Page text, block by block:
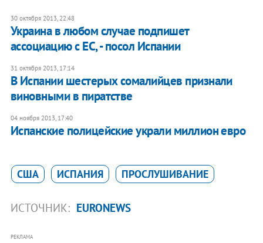
30 октября 2013, 22:48
Украина в любом случае подпишет
ассоциацию с ЕС, - посол Испании
31 октября 2013, 17:14
В Испании шестерых сомалийцев признали
виновными в пиратстве
04 ноября 2013, 17:40
Испанские полицейские украли миллион евро
США ИСПАНИЯ ПРОСЛУШИВАНИЕ
ИСТОЧНИК: EURONEWS
РЕКЛАМА